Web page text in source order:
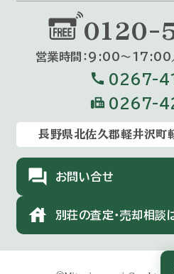
0120-
営業時間：9:00〜17:00
call 0267-
fax 0267-
長野県北佐久郡軽井沢
forum お問い合せ
house 別荘の査定・売却相談